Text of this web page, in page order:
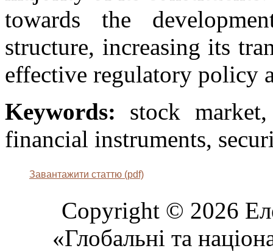
towards the
structure, increasing its
effective regulatory policy
Keywords: stock
financial instruments,
Завантажити статтю (pdf)
Copyright © 2026
«Глобальні та